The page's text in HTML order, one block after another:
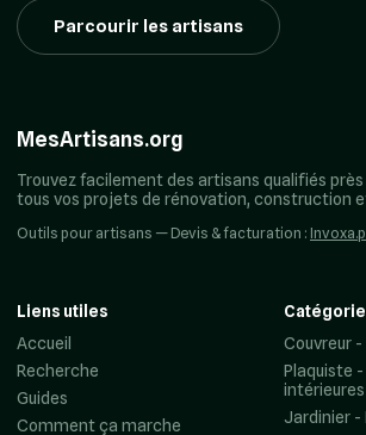
Parcourir les artisans
MesArtisans.org
Trouvez facilement des artisans qualifiés près
tous vos projets de rénovation, construction
Outils pour artisans — Devis & facturation :
Liens utiles
Accueil
Recherche
Guides
Comment ça marche
Couvreur
Plaquiste
intérieures
Jardinier -